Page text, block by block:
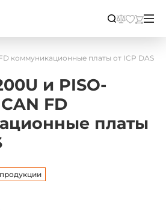
коммуникационные платы от ICP DAS
и PISO-
FD
платы